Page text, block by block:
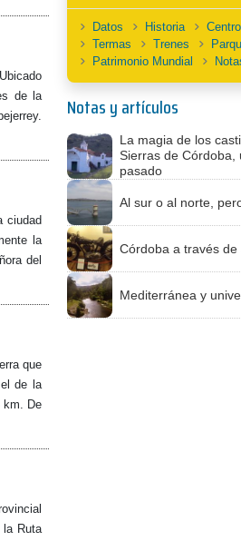
de la
ciudad
la
del
que
de la
km. De
Ruta
Datos Historia
Termas
Trenes
Patrimonio Mundial
Notas y artículos
La magia de los
Sierras de Córdoba,
pasado
Al sur o al norte,
Córdoba a través de
Mediterránea y